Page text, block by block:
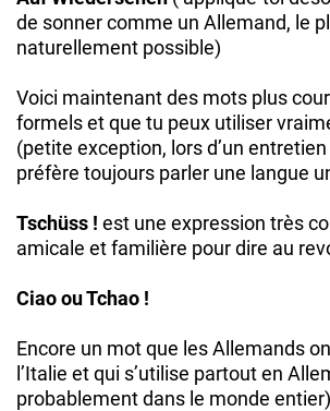
de sonner comme un Allemand, le
naturellement possible)
Voici maintenant des mots plus
formels et que tu peux utiliser
(petite exception, lors d’un entretien
préfère toujours parler une langue
Tschüss ! est une expression très
amicale et familière pour dire au
Ciao ou Tchao !
Encore un mot que les Allemands
l’Italie et qui s’utilise partout en
probablement dans le monde entier)